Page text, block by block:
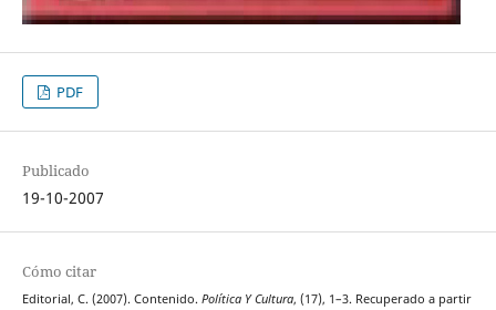
PDF
Publicado
19-10-2007
Cómo citar
Editorial, C. (2007). Contenido. Política Y Cultura, (17), 1–3. Recuperado a partir